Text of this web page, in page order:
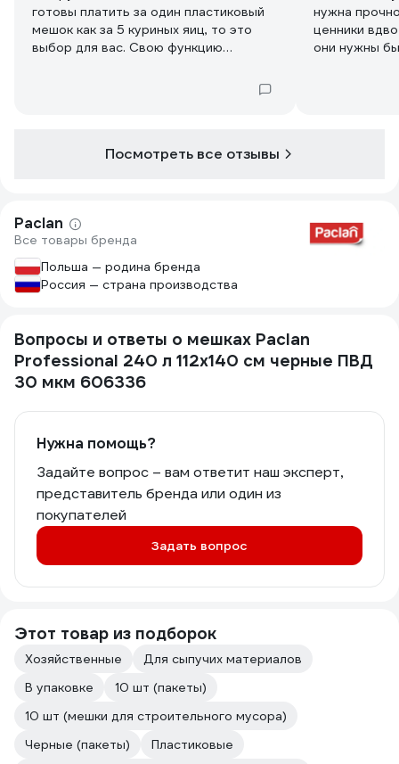
готовы платить за один пластиковый
мешок как за 5 куриных яиц, то это
выбор для вас. Свою функцию
мешков... Их вручную склеивают что
нужна
ценники
они нужны
Посмотреть все отзывы
Paclan
Все товары бренда
Польша — родина бренда
Россия — страна производства
Вопросы и ответы о мешках Paclan
Professional 240 л 112х140 см черные ПВД
30 мкм 606336
Нужна помощь?
Задайте вопрос – вам ответит наш эксперт,
представитель бренда или один из
покупателей
Задать вопрос
Этот товар из подборок
Хозяйственные
Для сыпучих материалов
В упаковке
10 шт (пакеты)
10 шт (мешки для строительного мусора)
Черные (пакеты)
Пластиковые